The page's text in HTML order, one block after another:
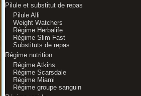
Pilule et substitut de repas
Pilule Alli
Weight Watchers
Régime Herbalife
Régime Slim Fast
Substituts de repas
Régime nutrition
Régime Atkins
Régime Scarsdale
Régime Miami
Régime groupe sanguin